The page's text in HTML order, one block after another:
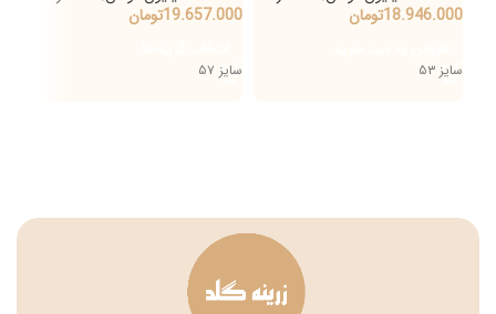
18.946.000تومان
سایز ۵۳
19.657.000تومان
سایز ۵۷